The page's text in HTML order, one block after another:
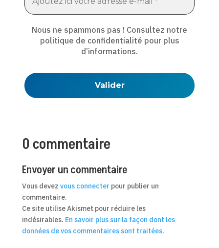
Nous ne spammons pas ! Consultez notre
politique de confidentialité pour plus
d’informations.
0 commentaire
Envoyer un commentaire
Vous devez vous connecter pour publier un
commentaire.
Ce site utilise Akismet pour réduire les
indésirables. En savoir plus sur la façon dont les
données de vos commentaires sont traitées.